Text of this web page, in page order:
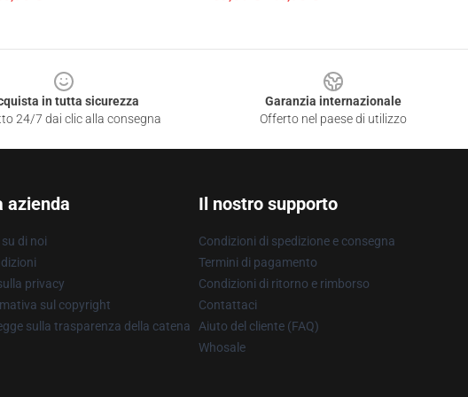
in tutta sicurezza
24/7 dai clic alla consegna
Garanzia internazionale
Offerto nel paese di utilizzo
azienda
di noi
privacy
sul copyright
sulla trasparenza della catena
Il nostro supporto
Condizioni di spedizione e consegna
Termini di pagamento
Condizioni di ritorno e rimborso
Contattaci
Aiuto del cliente (FAQ)
Whosale